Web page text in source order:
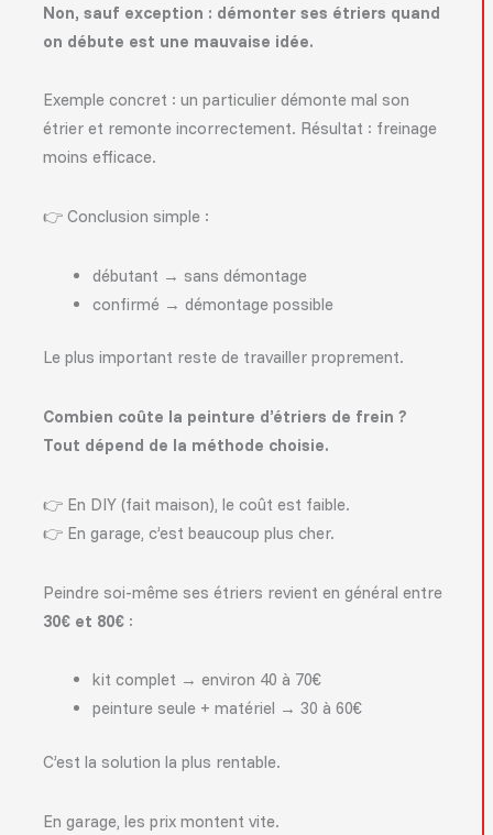
Non, sauf exception : démonter ses étriers quand
on débute est une mauvaise idée.
Exemple concret : un particulier démonte mal son
étrier et remonte incorrectement. Résultat : freinage
moins efficace.
👉 Conclusion simple :
débutant → sans démontage
confirmé → démontage possible
Le plus important reste de travailler proprement.
Combien coûte la peinture d’étriers de frein ?
Tout dépend de la méthode choisie.
👉 En DIY (fait maison), le coût est faible.
👉 En garage, c’est beaucoup plus cher.
Peindre soi-même ses étriers revient en général entre
30€ et 80€ :
kit complet → environ 40 à 70€
peinture seule + matériel → 30 à 60€
C’est la solution la plus rentable.
En garage, les prix montent vite.